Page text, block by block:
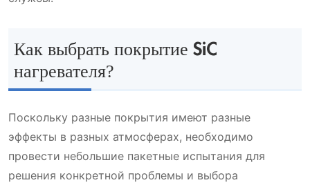
Как выбрать покрытие SiC
нагревателя?
Поскольку разные покрытия имеют разные
эффекты в разных атмосферах, необходимо
провести небольшие пакетные испытания для
решения конкретной проблемы и выбора